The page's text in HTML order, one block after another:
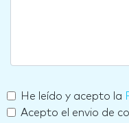
He leído y acepto la
Acepto el envio de